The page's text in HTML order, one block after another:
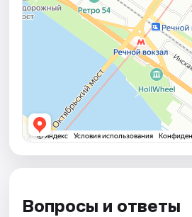
Вопросы и ответы